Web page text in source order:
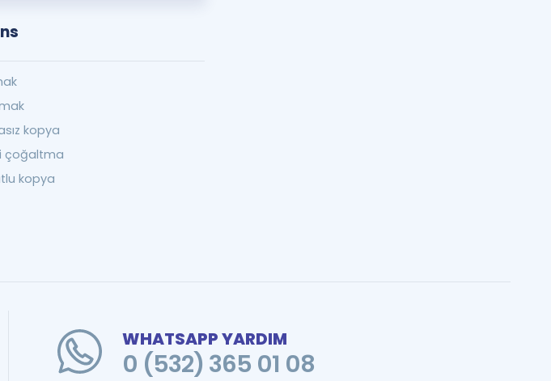
kopya
çoğaltma
kopya
WHATSAPP YARDIM
0 (532) 365 01 08